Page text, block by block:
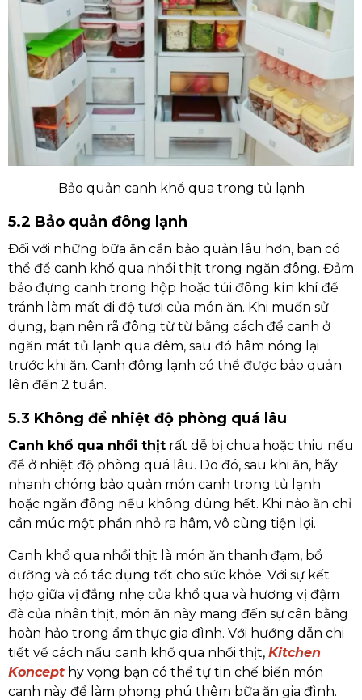
Bảo quản canh khổ qua trong tủ lạnh
5.2 Bảo quản đông lạnh
Đối với những bữa ăn cần bảo quản lâu hơn, bạn có
thể để canh khổ qua nhồi thịt trong ngăn đông. Đảm
bảo đựng canh trong hộp hoặc túi đông kín khí để
tránh làm mất đi độ tươi của món ăn. Khi muốn sử
dụng, bạn nên rã đông từ từ bằng cách để canh ở
ngăn mát tủ lạnh qua đêm, sau đó hâm nóng lại
trước khi ăn. Canh đông lạnh có thể được bảo quản
lên đến 2 tuần.
5.3 Không để nhiệt độ phòng quá lâu
Canh khổ qua nhồi thịt rất dễ bị chua hoặc thiu nếu
để ở nhiệt độ phòng quá lâu. Do đó, sau khi ăn, hãy
nhanh chóng bảo quản món canh trong tủ lạnh
hoặc ngăn đông nếu không dùng hết. Khi nào ăn chỉ
cần múc một phần nhỏ ra hâm, vô cùng tiện lợi.
Canh khổ qua nhồi thịt là món ăn thanh đạm, bổ
dưỡng và có tác dụng tốt cho sức khỏe. Với sự kết
hợp giữa vị đắng nhẹ của khổ qua và hương vị đậm
đà của nhân thịt, món ăn này mang đến sự cân bằng
hoàn hảo trong ẩm thực gia đình. Với hướng dẫn chi
tiết về cách nấu canh khổ qua nhồi thịt, Kitchen
Koncept hy vọng bạn có thể tự tin chế biến món
canh này để làm phong phú thêm bữa ăn gia đình.